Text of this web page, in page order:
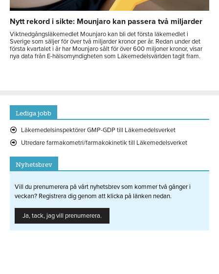
Nytt rekord i sikte: Mounjaro kan passera två miljarder
Viktnedgångsläkemedlet Mounjaro kan bli det första läkemedlet i
Sverige som säljer för över två miljarder kronor per år. Redan under det
första kvartalet i år har Mounjaro sålt för över 600 miljoner kronor, visar
nya data från E-hälsomyndigheten som Läkemedelsvärlden tagit fram.
Lediga jobb
Läkemedelsinspektörer GMP-GDP till Läkemedelsverket
Utredare farmakometri/farmakokinetik till Läkemedelsverket
Nyhetsbrev
Vill du prenumerera på vårt nyhetsbrev som kommer två gånger i
veckan? Registrera dig genom att klicka på länken nedan.
Ja, tack, jag vill prenumerera.